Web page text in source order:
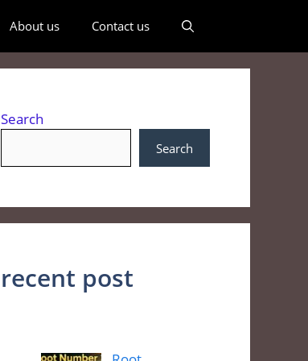
About us Contact us
Search
Search
recent post